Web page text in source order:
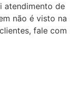
atendimento de
não é visto na
fale com